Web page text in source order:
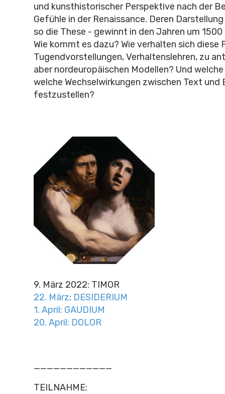
und kunsthistorischer Perspektive nach der
Gefühle in der Renaissance. Deren
so die These - gewinnt in den Jahren um
Wie kommt es dazu? Wie verhalten sich diese
Tugendvorstellungen, Verhaltenslehren, zu
aber nordeuropäischen Modellen? Und
welche Wechselwirkungen zwischen Text und
festzustellen?
9. März 2022: TIMOR
22. März: DESIDERIUM
1. April: GAUDIUM
20. April: DOLOR
____________
TEILNAHME: